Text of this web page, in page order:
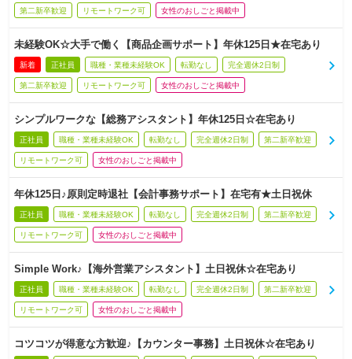
第二新卒歓迎 リモートワーク可 女性のおしごと掲載中
未経験OK☆大手で働く【商品企画サポート】年休125日★在宅あり
新着 正社員 職種・業種未経験OK 転勤なし 完全週休2日制
第二新卒歓迎 リモートワーク可 女性のおしごと掲載中
シンプルワークな【総務アシスタント】年休125日☆在宅あり
正社員 職種・業種未経験OK 転勤なし 完全週休2日制 第二新卒歓迎
リモートワーク可 女性のおしごと掲載中
年休125日♪原則定時退社【会計事務サポート】在宅有★土日祝休
正社員 職種・業種未経験OK 転勤なし 完全週休2日制 第二新卒歓迎
リモートワーク可 女性のおしごと掲載中
Simple Work♪【海外営業アシスタント】土日祝休☆在宅あり
正社員 職種・業種未経験OK 転勤なし 完全週休2日制 第二新卒歓迎
リモートワーク可 女性のおしごと掲載中
コツコツが得意な方歓迎♪【カウンター事務】土日祝休☆在宅あり